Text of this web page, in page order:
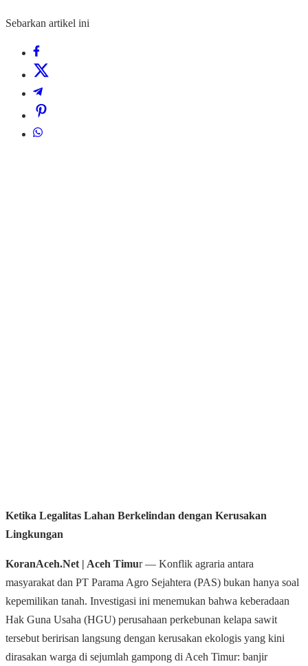
Sebarkan artikel ini
Ketika Legalitas Lahan Berkelindan dengan Kerusakan
Lingkungan
KoranAceh.Net | Aceh Timur — Konflik agraria antara
masyarakat dan PT Parama Agro Sejahtera (PAS) bukan hanya soal
kepemilikan tanah. Investigasi ini menemukan bahwa keberadaan
Hak Guna Usaha (HGU) perusahaan perkebunan kelapa sawit
tersebut beririsan langsung dengan kerusakan ekologis yang kini
dirasakan warga di sejumlah gampong di Aceh Timur: banjir